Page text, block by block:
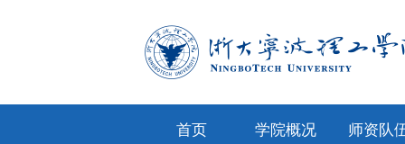
首页 学院概况 师资队